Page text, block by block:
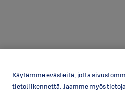
Käytämme evästeitä, jotta
tietoliikennettä. Jaamme myös